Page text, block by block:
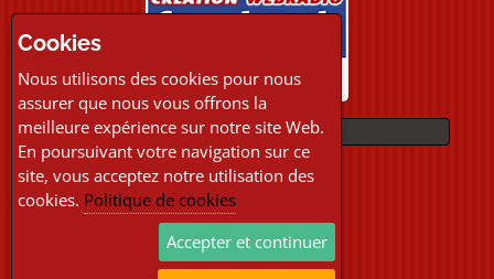
PAIEMENTS
Cookies
Nous utilisons des cookies pour nous
assurer que nous vous offrons la
meilleure expérience sur notre site Web.
En poursuivant votre navigation sur ce
site, vous acceptez notre utilisation des
cookies. Politique de cookies
Accepter et continuer